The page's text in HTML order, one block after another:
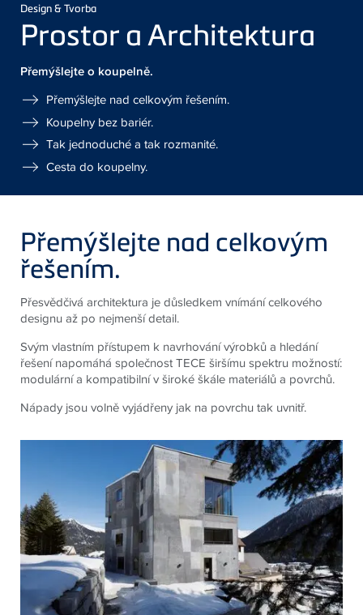
Design & Tvorba
Prostor a Architektura
Přemýšlejte o koupelně.
Přemýšlejte nad celkovým řešením.
Koupelny bez bariér.
Tak jednoduché a tak rozmanité.
Cesta do koupelny.
Přemýšlejte nad celkovým
řešením.
Přesvědčivá architektura je důsledkem vnímání celkového
designu až po nejmenší detail.
Svým vlastním přístupem k navrhování výrobků a hledání
řešení napomáhá společnost TECE širšímu spektru možností:
modulární a kompatibilní v široké škále materiálů a povrchů.
Nápady jsou volně vyjádřeny jak na povrchu tak uvnitř.